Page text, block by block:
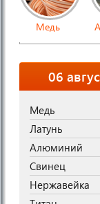
Медь
06
Медь
Латунь
Алюминий
Свинец
Нержавейка